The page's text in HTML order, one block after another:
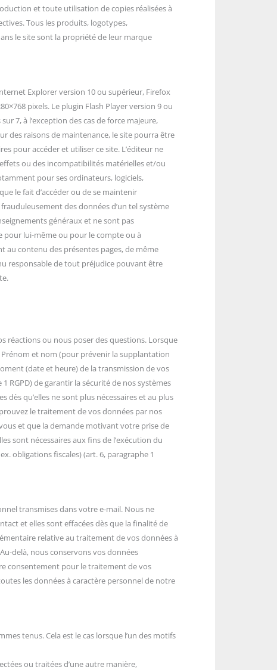
et toute utilisation de copies réalisées à
Tous les produits, logotypes,
le site sont la propriété de leur marque
Explorer version 10 ou supérieur, Firefox
pixels. Le plugin Flash Player version 9 ou
7, à l’exception des cas de force majeure,
des raisons de maintenance, le site pourra être
pour accéder et utiliser ce site. L’éditeur ne
ou des incompatibilités matérielles et/ou
pour ses ordinateurs, logiciels,
le fait d’accéder ou de se maintenir
des données d’un tel système
généraux et ne sont pas
pour lui-même ou pour le compte ou à
au contenu des présentes pages, de même
responsable de tout préjudice pouvant être
réactions ou nous poser des questions. Lorsque
Prénom et nom (pour prévenir la supplantation
(date et heure) de la transmission de vos
RGPD) de garantir la sécurité de nos systèmes
qu’elles ne sont plus nécessaires et au plus
le traitement de vos données par nos
et que la demande motivant votre prise de
sont nécessaires aux fins de l’exécution du
obligations fiscales) (art. 6, paragraphe 1
transmises dans votre e-mail. Nous ne
et elles sont effacées dès que la finalité de
relative au traitement de vos données à
delà, nous conservons vos données
consentement pour le traitement de vos
les données à caractère personnel de notre
tenus. Cela est le cas lorsque l’un des motifs
ou traitées d’une autre manière,